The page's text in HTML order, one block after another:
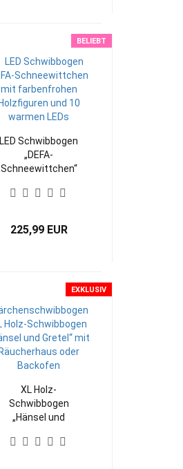
BELIEBT
LED Schwibbogen
„DEFA-
Schneewittchen“
Märchenwelt mit
Lichterglanz
225,99 EUR
EXKLUSIV
XL Holz-
Schwibbogen
„Hänsel und
Räucherhaus oder